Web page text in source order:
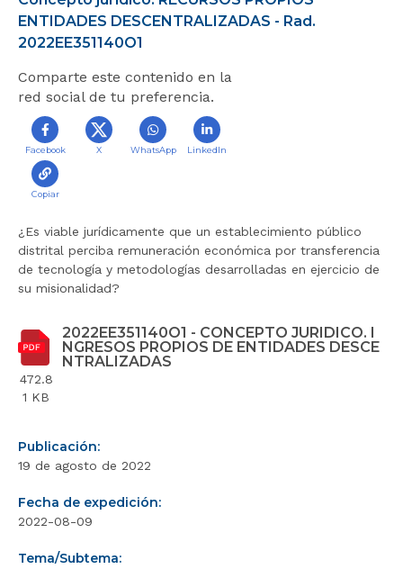
r
a
i
n
i
ENTIDADES DESCENTRALIZADAS - Rad.
2022EE351140O1
Comparte este contenido en la
red social de tu preferencia.
Facebook X WhatsApp LinkedIn
Copiar
¿Es viable jurídicamente que un establecimiento público
distrital perciba remuneración económica por transferencia
de tecnología y metodologías desarrolladas en ejercicio de
su misionalidad?
2022EE351140O1 - CONCEPTO JURIDICO. I
NGRESOS PROPIOS DE ENTIDADES DESCE
NTRALIZADAS
472.8
1 KB
Publicación:
19 de agosto de 2022
Fecha de expedición:
2022-08-09
Tema/Subtema: